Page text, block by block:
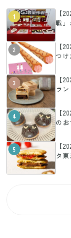
1
【
戦」
2
【
つけ
3
【
ラ
4
【
の
5
【
タ